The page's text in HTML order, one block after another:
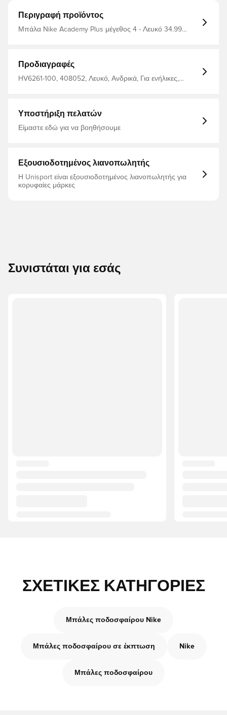
Περιγραφή προϊόντος
Μπάλα Nike Academy Plus μέγεθος 4 - Λευκό 34.99
Προδιαγραφές
HV6261-100, 408052, Λευκό, Ανδρικά, Για ενήλικες,
Υποστήριξη πελατών
Είμαστε εδώ για να βοηθήσουμε
Εξουσιοδοτημένος λιανοπωλητής
Η Unisport είναι εξουσιοδοτημένος λιανοπωλητής για
κορυφαίες μάρκες
Συνιστάται για εσάς
ΣΧΕΤΙΚΈΣ ΚΑΤΗΓΟΡΊΕΣ
Μπάλες ποδοσφαίρου Nike
Μπάλες ποδοσφαίρου σε έκπτωση Nike
Μπάλες ποδοσφαίρου